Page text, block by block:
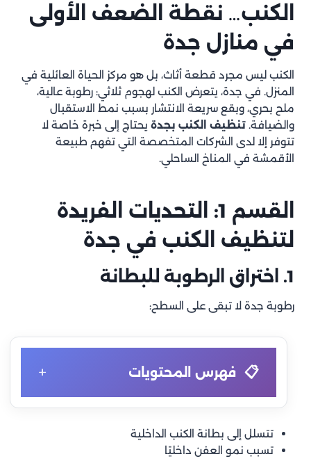
الكنب… نقطة الضعف الأولى
في منازل جدة
الكنب ليس مجرد قطعة أثاث، بل هو مركز الحياة العائلية في
المنزل. في جدة، يتعرض الكنب لهجوم ثلاثي: رطوبة عالية،
ملح بحري، وبقع سريعة الانتشار بسبب نمط الاستقبال
والضيافة. تنظيف الكنب بجدة يحتاج إلى خبرة خاصة لا
تتوفر إلا لدى الشركات المتخصصة التي تفهم طبيعة
الأقمشة في المناخ الساحلي.
القسم 1: التحديات الفريدة
لتنظيف الكنب في جدة
1. اختراق الرطوبة للبطانة
رطوبة جدة لا تبقى على السطح:
فهرس المحتويات +
1. اختراق الرطوبة للبطانة
تتسلل إلى بطانة الكنب الداخلية
تسبب نمو العفن داخليًا